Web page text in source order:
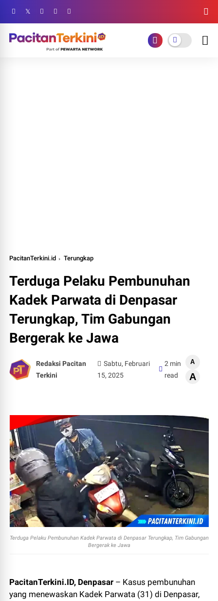
PacitanTerkini.id Terungkap
Terduga Pelaku Pembunuhan
Kadek Parwata di Denpasar
Terungkap, Tim Gabungan
Bergerak ke Jawa
Redaksi Pacitan
Terkini
Sabtu, Februari
15, 2025
2 min
read
A
A
Terduga Pelaku Pembunuhan Kadek Parwata di Denpasar Terungkap, Tim Gabungan
Bergerak ke Jawa
PacitanTerkini.ID, Denpasar – Kasus pembunuhan
yang menewaskan Kadek Parwata (31) di Denpasar,